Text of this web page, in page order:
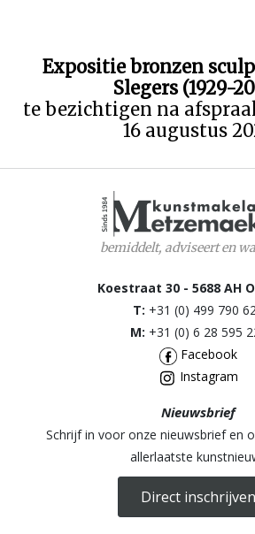
Expositie bronzen
Slegers (1929-
te bezichtigen na
16 augustus
bemiddelt, adviseert en
Koestraat 30 - 5688 AH
T: +31 (0) 499 790
M: +31 (0) 6 28 595
Facebook
Instagram
Nieuwsbrief
Schrijf in voor onze nieuwsbrief en
allerlaatste
Direct inschrijven